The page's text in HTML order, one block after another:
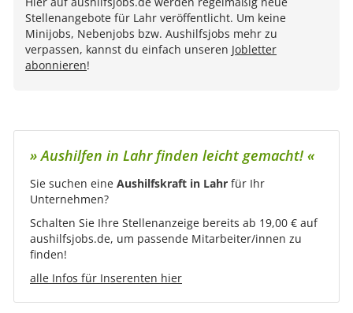
Stellenangebote für Lahr veröffentlicht. Um keine
Minijobs, Nebenjobs bzw. Aushilfsjobs mehr zu
verpassen, kannst du einfach unseren Jobletter
abonnieren!
» Aushilfen in Lahr finden leicht gemacht! «
Sie suchen eine Aushilfskraft in Lahr für Ihr
Unternehmen?
Schalten Sie Ihre Stellenanzeige bereits ab 19,00 € auf
aushilfsjobs.de, um passende Mitarbeiter/innen zu
finden!
alle Infos für Inserenten hier